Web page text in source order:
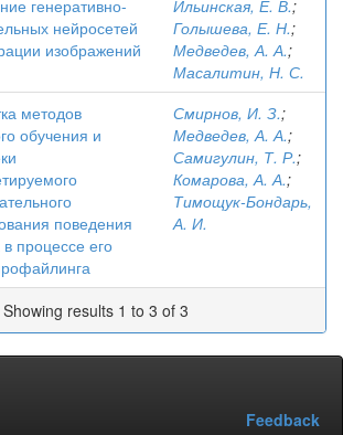
генеративно-
нейросетей
изображений
Ильинская, Е. В.;
Голышева, Е. Н.;
Медведев, А. А.;
Масалитин, Н. С.
методов
обучения и
поведения
процессе его
Смирнов, И. З.;
Медведев, А. А.;
Самигулин, Т. Р.;
Комарова, А. А.;
Тимощук-Бондарь,
А. И.
Showing results 1 to 3 of 3
Feedback